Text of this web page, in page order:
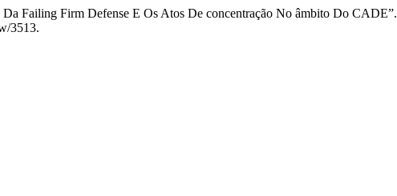
Failing Firm Defense E Os Atos De concentração No âmbito Do CADE”.
3513.